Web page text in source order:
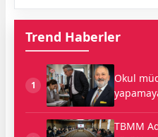
Trend Haberler
1
Okul
TBMM